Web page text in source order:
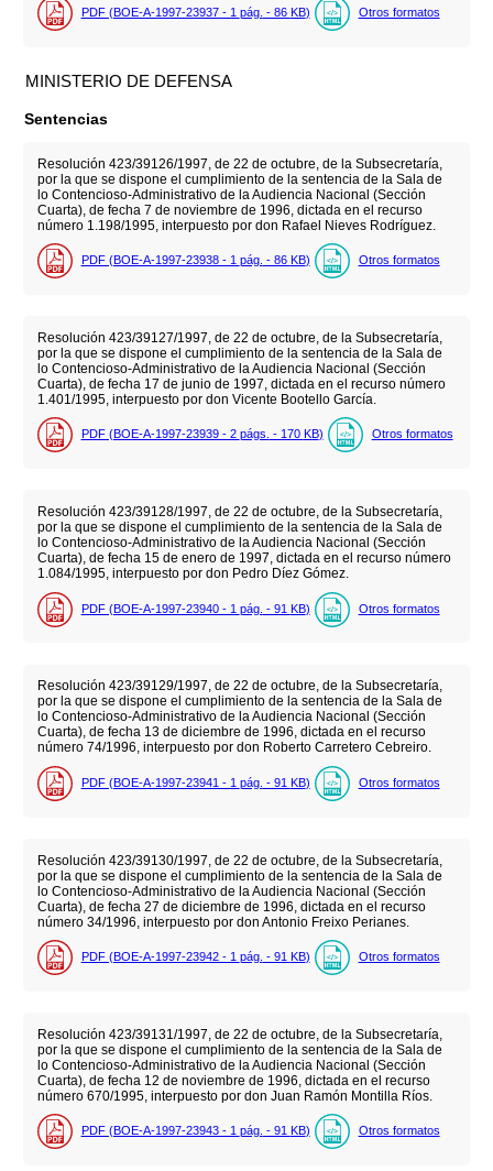
PDF (BOE-A-1997-23937 - 1 pág. - 86 KB) Otros formatos
MINISTERIO DE DEFENSA
Sentencias
Resolución 423/39126/1997, de 22 de octubre, de la Subsecretaría,
por la que se dispone el cumplimiento de la sentencia de la Sala de
lo Contencioso-Administrativo de la Audiencia Nacional (Sección
Cuarta), de fecha 7 de noviembre de 1996, dictada en el recurso
número 1.198/1995, interpuesto por don Rafael Nieves Rodríguez.
PDF (BOE-A-1997-23938 - 1 pág. - 86 KB) Otros formatos
Resolución 423/39127/1997, de 22 de octubre, de la Subsecretaría,
por la que se dispone el cumplimiento de la sentencia de la Sala de
lo Contencioso-Administrativo de la Audiencia Nacional (Sección
Cuarta), de fecha 17 de junio de 1997, dictada en el recurso número
1.401/1995, interpuesto por don Vicente Bootello García.
PDF (BOE-A-1997-23939 - 2 págs. - 170 KB) Otros formatos
Resolución 423/39128/1997, de 22 de octubre, de la Subsecretaría,
por la que se dispone el cumplimiento de la sentencia de la Sala de
lo Contencioso-Administrativo de la Audiencia Nacional (Sección
Cuarta), de fecha 15 de enero de 1997, dictada en el recurso número
1.084/1995, interpuesto por don Pedro Díez Gómez.
PDF (BOE-A-1997-23940 - 1 pág. - 91 KB) Otros formatos
Resolución 423/39129/1997, de 22 de octubre, de la Subsecretaría,
por la que se dispone el cumplimiento de la sentencia de la Sala de
lo Contencioso-Administrativo de la Audiencia Nacional (Sección
Cuarta), de fecha 13 de diciembre de 1996, dictada en el recurso
número 74/1996, interpuesto por don Roberto Carretero Cebreiro.
PDF (BOE-A-1997-23941 - 1 pág. - 91 KB) Otros formatos
Resolución 423/39130/1997, de 22 de octubre, de la Subsecretaría,
por la que se dispone el cumplimiento de la sentencia de la Sala de
lo Contencioso-Administrativo de la Audiencia Nacional (Sección
Cuarta), de fecha 27 de diciembre de 1996, dictada en el recurso
número 34/1996, interpuesto por don Antonio Freixo Perianes.
PDF (BOE-A-1997-23942 - 1 pág. - 91 KB) Otros formatos
Resolución 423/39131/1997, de 22 de octubre, de la Subsecretaría,
por la que se dispone el cumplimiento de la sentencia de la Sala de
lo Contencioso-Administrativo de la Audiencia Nacional (Sección
Cuarta), de fecha 12 de noviembre de 1996, dictada en el recurso
número 670/1995, interpuesto por don Juan Ramón Montilla Ríos.
PDF (BOE-A-1997-23943 - 1 pág. - 91 KB) Otros formatos